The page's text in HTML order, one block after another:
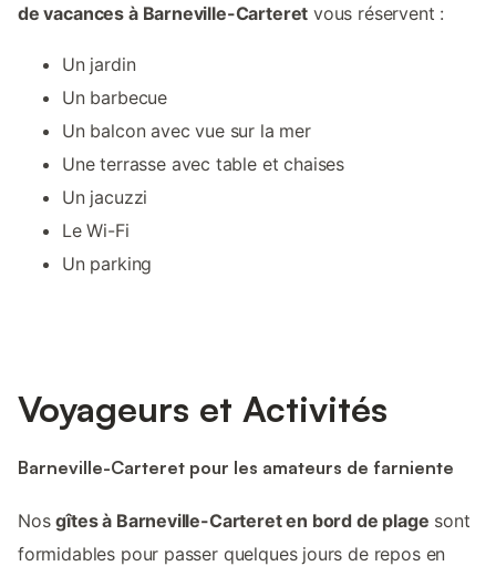
de vacances à Barneville-Carteret vous réservent :
Un jardin
Un barbecue
Un balcon avec vue sur la mer
Une terrasse avec table et chaises
Un jacuzzi
Le Wi-Fi
Un parking
Voyageurs et Activités
Barneville-Carteret pour les amateurs de farniente
Nosgîtes à Barneville-Carteret en bord de plage sont
formidables pour passer quelques jours de repos en